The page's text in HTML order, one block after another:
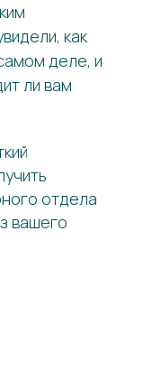
как
деле, и
ли вам
отдела
вашего